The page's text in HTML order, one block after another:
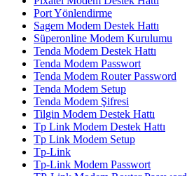
Port Yönlendirme
Sagem Modem Destek Hattı
Süperonline Modem Kurulumu
Tenda Modem Destek Hattı
Tenda Modem Passwort
Tenda Modem Router Password
Tenda Modem Setup
Tenda Modem Şifresi
Tilgin Modem Destek Hattı
Tp Link Modem Destek Hattı
Tp Link Modem Setup
Tp-Link
Tp-Link Modem Passwort